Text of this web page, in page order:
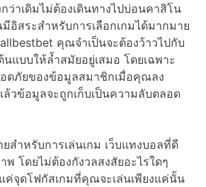
กว่าเดิมไม่ต้องเดินทางไปบ่อนคาสิโน
สระสำหรับการเลือกเกมได้มากมาย
คุณจำเป็นจะต้องว้าวไปกับ
แบบให้ล้ำสมัยอยู่เสมอ โดยเฉพาะ
ดภัยของข้อมูลสมาชิกเมื่อคุณลง
วข้อมูลจะถูกเก็บเป็นความลับตลอด
สำหรับการเล่นเกม เว็บแทงบอลที่ดี
โดยไม่ต้องกังวลสงสัยอะไรใดๆ
ค่จุดโฟกัสเกมที่คุณจะเล่นเพียงแค่นั้น